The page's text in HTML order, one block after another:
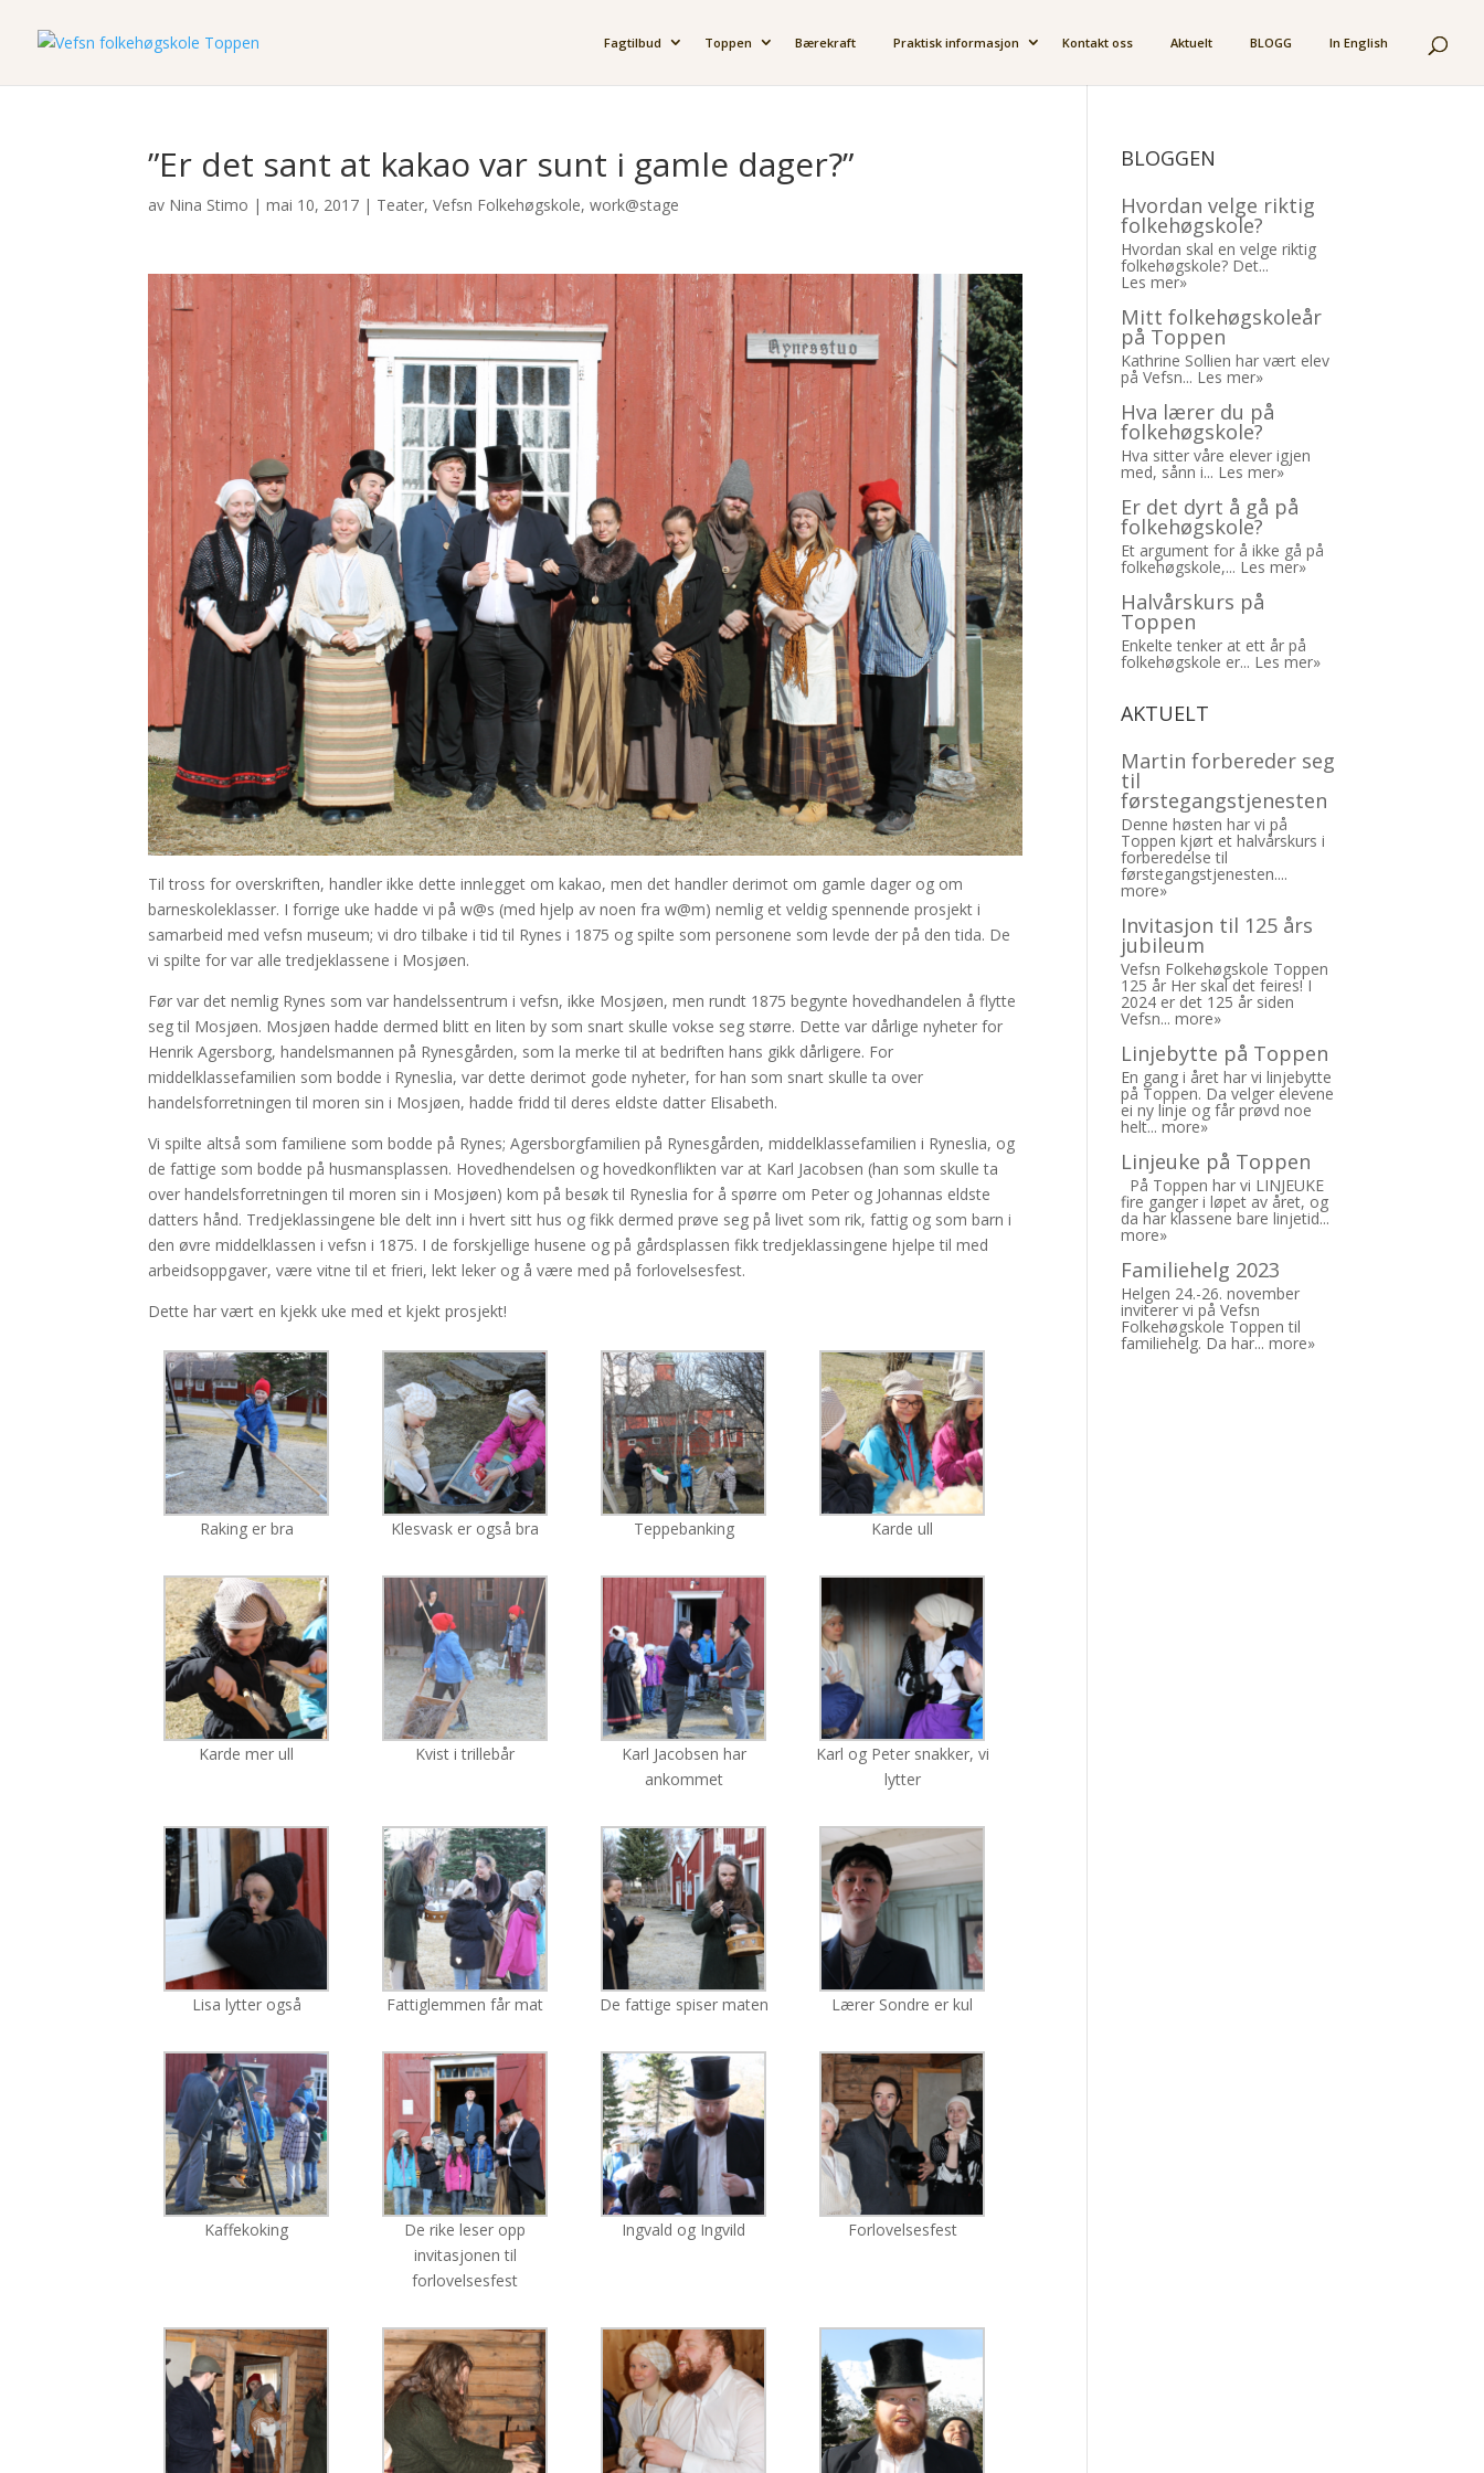
Fagtilbud Toppen Bærekraft Praktisk informasjon Kontakt oss Aktuelt BLOGG In English
”Er det sant at kakao var sunt i gamle dager?”
av Nina Stimo |mai 10, 2017 | Teater,Vefsn Folkehøgskole,work@stage
Til tross for overskriften, handler ikke dette innlegget om kakao, men det handler derimot om gamle dager og om
barneskoleklasser. I forrige uke hadde vi på w@s (med hjelp av noen fra w@m) nemlig et veldig spennende prosjekt i
samarbeid med vefsn museum; vi dro tilbake i tid til Rynes i 1875 og spilte som personene som levde der på den tida. De
vi spilte for var alle tredjeklassene i Mosjøen.
Før var det nemlig Rynes som var handelssentrum i vefsn, ikke Mosjøen, men rundt 1875 begynte hovedhandelen å flytte
seg til Mosjøen. Mosjøen hadde dermed blitt en liten by som snart skulle vokse seg større. Dette var dårlige nyheter for
Henrik Agersborg, handelsmannen på Rynesgården, som la merke til at bedriften hans gikk dårligere. For
middelklassefamilien som bodde i Ryneslia, var dette derimot gode nyheter, for han som snart skulle ta over
handelsforretningen til moren sin i Mosjøen, hadde fridd til deres eldste datter Elisabeth.
Vi spilte altså som familiene som bodde på Rynes; Agersborgfamilien på Rynesgården, middelklassefamilien i Ryneslia, og
de fattige som bodde på husmansplassen. Hovedhendelsen og hovedkonflikten var at Karl Jacobsen (han som skulle ta
over handelsforretningen til moren sin i Mosjøen) kom på besøk til Ryneslia for å spørre om Peter og Johannas eldste
datters hånd. Tredjeklassingene ble delt inn i hvert sitt hus og fikk dermed prøve seg på livet som rik, fattig og som barn i
den øvre middelklassen i vefsn i 1875. I de forskjellige husene og på gårdsplassen fikk tredjeklassingene hjelpe til med
arbeidsoppgaver, være vitne til et frieri, lekt leker og å være med på forlovelsesfest.
Dette har vært en kjekk uke med et kjekt prosjekt!
Raking er bra Klesvask er også bra Teppebanking Karde ull
Karde mer ull Kvist i trillebår
Karl Jacobsen har
ankommet
Karl og Peter snakker, vi
lytter
Lisa lytter også Fattiglemmen får mat De fattige spiser maten Lærer Sondre er kul
Kaffekoking
De rike leser opp
invitasjonen til
forlovelsesfest
Ingvald og Ingvild Forlovelsesfest
BLOGGEN
Hvordan velge riktig
folkehøgskole?
Hvordan skal en velge riktig
folkehøgskole? Det...
Les mer»
Mitt folkehøgskoleår
på Toppen
Kathrine Sollien har vært elev
på Vefsn... Les mer»
Hva lærer du på
folkehøgskole?
Hva sitter våre elever igjen
med, sånn i... Les mer»
Er det dyrt å gå på
folkehøgskole?
Et argument for å ikke gå på
folkehøgskole,... Les mer»
Halvårskurs på
Toppen
Enkelte tenker at ett år på
folkehøgskole er... Les mer»
AKTUELT
Martin forbereder seg
til
førstegangstjenesten
Denne høsten har vi på
Toppen kjørt et halvårskurs i
forberedelse til
førstegangstjenesten....
more»
Invitasjon til 125 års
jubileum
Vefsn Folkehøgskole Toppen
125 år Her skal det feires! I
2024 er det 125 år siden
Vefsn...more»
Linjebytte på Toppen
En gang i året har vi linjebytte
på Toppen. Da velger elevene
ei ny linje og får prøvd noe
helt...more»
Linjeuke på Toppen
På Toppen har vi LINJEUKE
fire ganger i løpet av året, og
da har klassene bare linjetid...
more»
Familiehelg 2023
Helgen 24.-26. november
inviterer vi på Vefsn
Folkehøgskole Toppen til
familiehelg. Da har...more»